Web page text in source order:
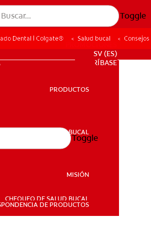
Toggle
SALUD BUCAL
SV (ES)
SUSCRÍBASE
PRODUCTOS
SALUD BUCAL
MISIÓN
CHEQUEO DE SALUD BUCAL
DE PRODUCTOS
Toggle
Dental | Colgate® Salud bucal
Masticación
Una